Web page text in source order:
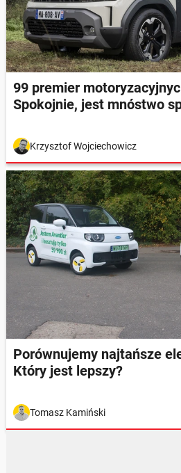
99 premier
Spokojnie, jest mnóstwo
Krzysztof Wojciechowicz
Porównujemy najtańsze
Który jest lepszy?
Tomasz Kamiński